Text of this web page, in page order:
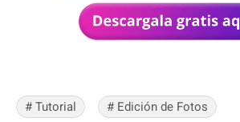
# Tutorial # Edición de Fotos